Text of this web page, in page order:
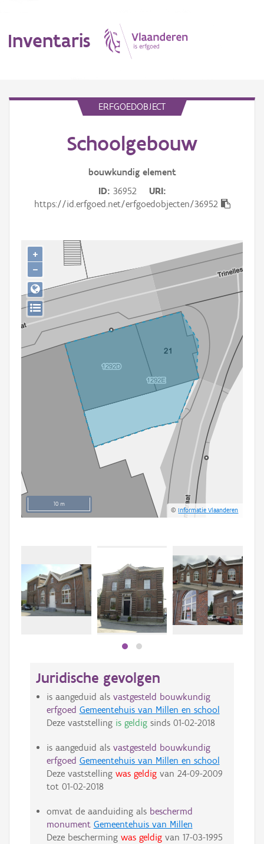
Inventaris
Gebeurtenis
Persoon of collectief
Downloads
Hergebruik
Aanmelden
ERFGOEDOBJECT
Schoolgebouw
bouwkundig element
ID 36952
URI
https://id.erfgoed.net/erfgoedobjecten/36952
10 m
©Informatie Vlaanderen
+
−
Juridische gevolgen
is aangeduid als vastgesteld bouwkundig
erfgoed Gemeentehuis van Millen en school
Deze vaststelling is geldigsinds 01-02-2018
is aangeduid als vastgesteld bouwkundig
erfgoed Gemeentehuis van Millen en school
Deze vaststelling was geldigvan 24-09-2009
tot 01-02-2018
omvat de aanduiding als beschermd
monument Gemeentehuis van Millen
Deze bescherming was geldigvan 17-03-1995